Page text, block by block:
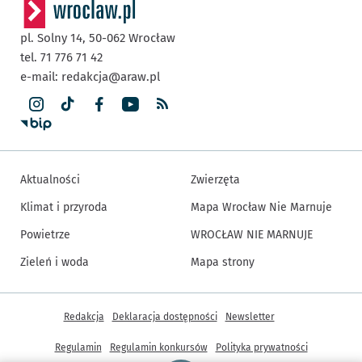
pl. Solny 14, 50-062 Wrocław
tel. 71 776 71 42
e-mail: redakcja@araw.pl
Aktualności
Klimat i przyroda
Powietrze
Zieleń i woda
Zwierzęta
Mapa Wrocław Nie Marnuje
WROCŁAW NIE MARNUJE
Mapa strony
Inne informacje
Redakcja Deklaracja dostępności Newsletter
Regulamin Regulamin konkursów Polityka prywatności